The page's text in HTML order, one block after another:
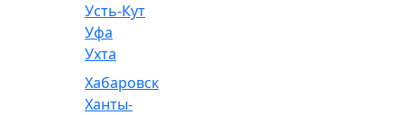
Усть-Кут
Уфа
Ухта
Хабаровск
Ханты-